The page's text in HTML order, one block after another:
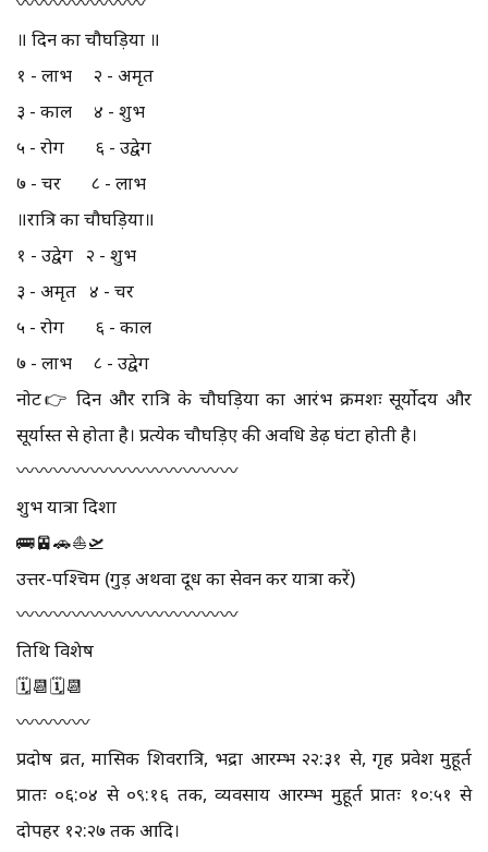
॥ दिन का चौघड़िया ॥
१ - लाभ २ - अमृत
३ - काल ४ - शुभ
५ - रोग ६ - उद्वेग
७ - चर ८ - लाभ
॥रात्रि का चौघड़िया॥
१ - उद्वेग २ - शुभ
३ - अमृत ४ - चर
५ - रोग ६ - काल
७ - लाभ ८ - उद्वेग
नोट👉 दिन और रात्रि के चौघड़िया का आरंभ क्रमशः सूर्योदय और
सूर्यास्त से होता है। प्रत्येक चौघड़िए की अवधि डेढ़ घंटा होती है।
〰️〰️〰️〰️〰️〰️〰️〰️〰️〰️〰️〰️
शुभ यात्रा दिशा
🚌🚈🚗⛵🛫
उत्तर-पश्चिम (गुड़ अथवा दूध का सेवन कर यात्रा करें)
〰️〰️〰️〰️〰️〰️〰️〰️〰️〰️〰️〰️
तिथि विशेष
🗓📆🗓📆
〰️〰️〰️〰️
प्रदोष व्रत, मासिक शिवरात्रि, भद्रा आरम्भ २२:३१ से, गृह प्रवेश मुहूर्त
प्रातः ०६:०४ से ०९:१६ तक, व्यवसाय आरम्भ मुहूर्त प्रातः १०:५१ से
दोपहर १२:२७ तक आदि।